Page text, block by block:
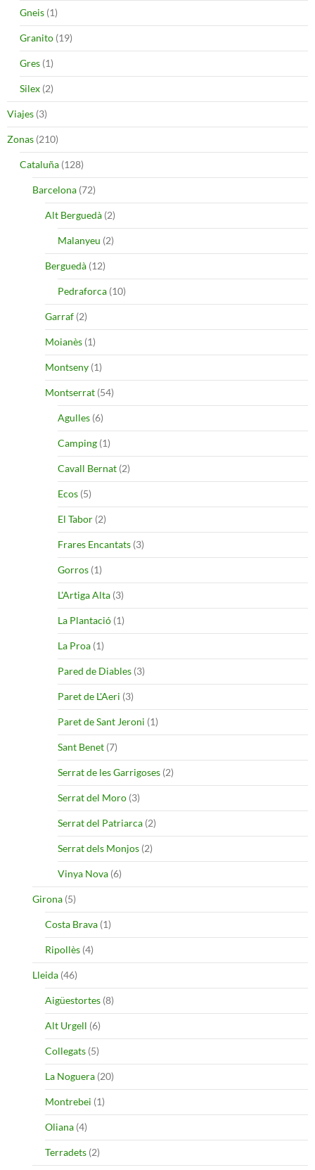
Gneis (1)
Granito (19)
Gres (1)
Silex (2)
Viajes (3)
Zonas (210)
Cataluña (128)
Barcelona (72)
Alt Berguedà (2)
Malanyeu (2)
Berguedà (12)
Pedraforca (10)
Garraf (2)
Moianès (1)
Montseny (1)
Montserrat (54)
Agulles (6)
Camping (1)
Cavall Bernat (2)
Ecos (5)
El Tabor (2)
Frares Encantats (3)
Gorros (1)
L'Artiga Alta (3)
La Plantació (1)
La Proa (1)
Pared de Diables (3)
Paret de L'Aeri (3)
Paret de Sant Jeroni (1)
Sant Benet (7)
Serrat de les Garrigoses (2)
Serrat del Moro (3)
Serrat del Patriarca (2)
Serrat dels Monjos (2)
Vinya Nova (6)
Girona (5)
Costa Brava (1)
Ripollès (4)
Lleida (46)
Aigüestortes (8)
Alt Urgell (6)
Collegats (5)
La Noguera (20)
Montrebei (1)
Oliana (4)
Terradets (2)